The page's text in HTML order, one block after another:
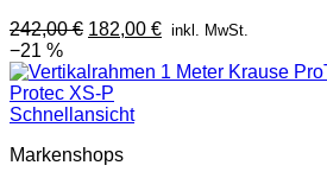
242,00€ Ursprünglicher
war:
242,00 €
182,00 €Aktueller
ist:
inkl. MwSt.
−21 %
Schnellansicht
Markenshops